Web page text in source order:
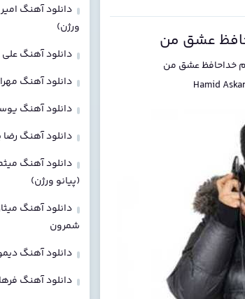
عشق من
خداحافظ عشق من
Hamid
دانلود آهنگ
ورژن)
دانلود آهنگ
دانلود آهنگ
دانلود آهنگ
دانلود آهنگ رضا
دانلود آهنگ
(پیانو ورژن)
دانلود آهنگ
شمرون
دانلود آهنگ
دانلود آهنگ